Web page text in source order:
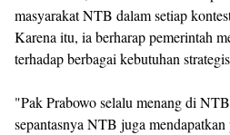
masyarakat NTB dalam setiap
Karena itu, ia berharap pemerintah
terhadap berbagai kebutuhan
"Pak Prabowo selalu menang di
sepantasnya NTB juga